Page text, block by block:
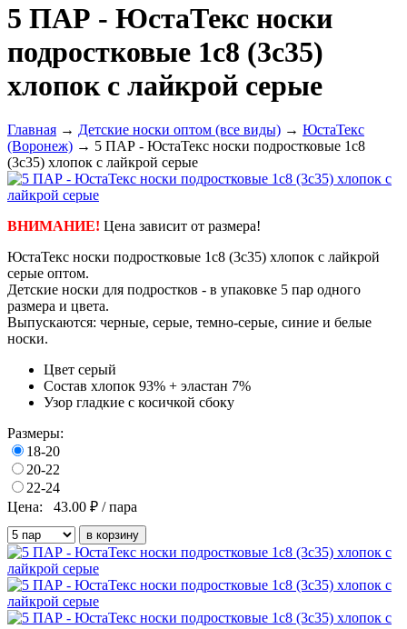
5 ПАР - ЮстаТекс носки
подростковые 1с8 (3с35)
хлопок с лайкрой серые
Главная → Детские носки оптом (все виды) → ЮстаТекс
(Воронеж) → 5 ПАР - ЮстаТекс носки подростковые 1с8
(3с35) хлопок с лайкрой серые
ВНИМАНИЕ! Цена зависит от размера!
ЮстаТекс носки подростковые 1с8 (3с35) хлопок с лайкрой
серые оптом.
Детские носки для подростков - в упаковке 5 пар одного
размера и цвета.
Выпускаются: черные, серые, темно-серые, синие и белые
носки.
Цвет серый
Состав хлопок 93% + эластан 7%
Узор гладкие с косичкой сбоку
Размеры:
18-20
20-22
22-24
Цена:
43.00 ₽ / пара